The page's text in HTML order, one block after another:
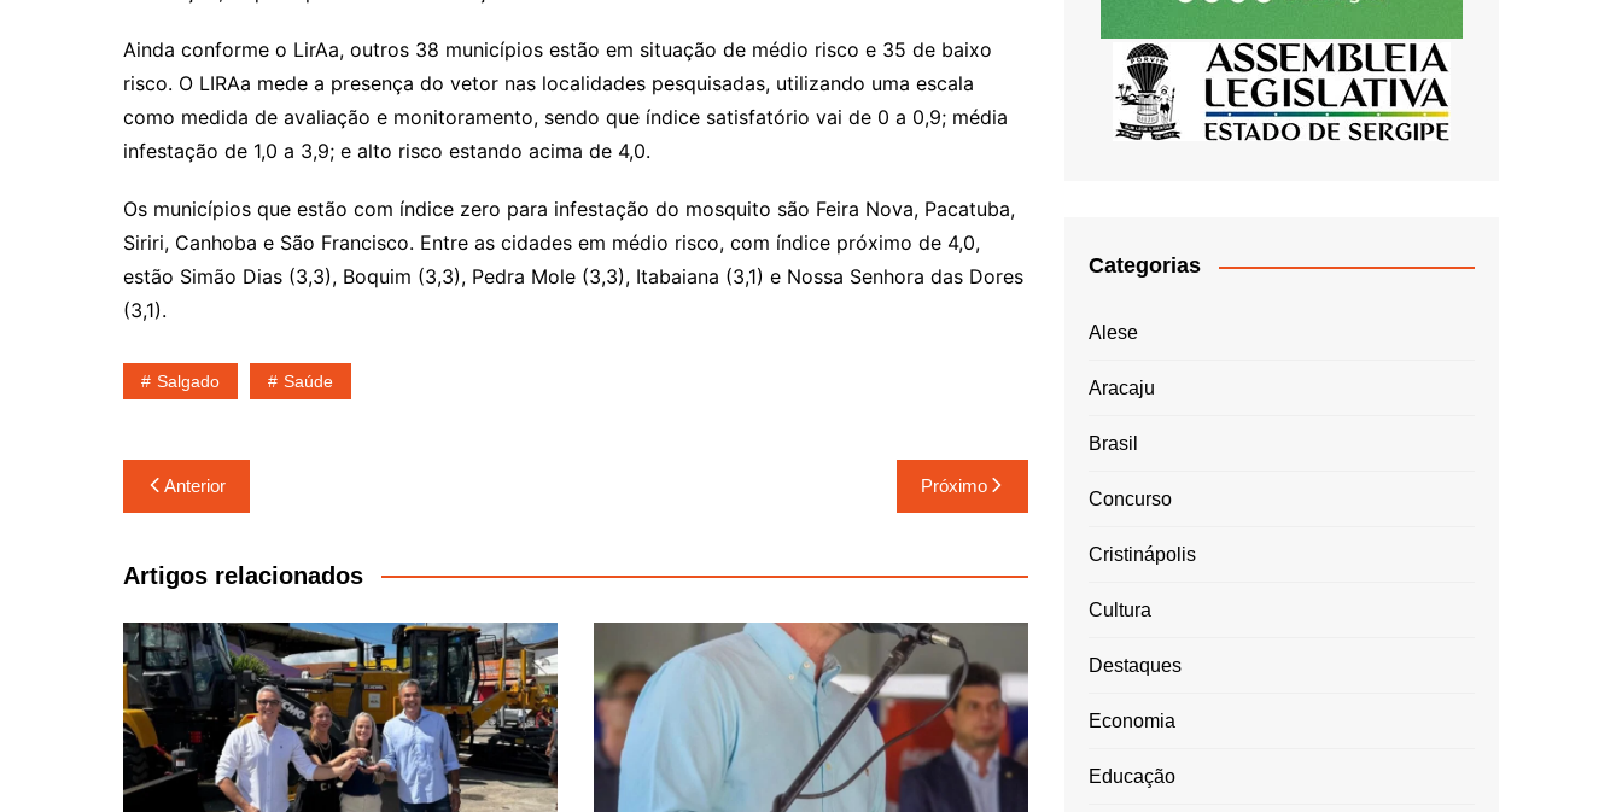
Ainda conforme o LirAa, outros 38 municípios estão em situação de médio risco e 35 de baixo
risco. O LIRAa mede a presença do vetor nas localidades pesquisadas, utilizando uma escala
como medida de avaliação e monitoramento, sendo que índice satisfatório vai de 0 a 0,9; média
infestação de 1,0 a 3,9; e alto risco estando acima de 4,0.
Os municípios que estão com índice zero para infestação do mosquito são Feira Nova, Pacatuba,
Siriri, Canhoba e São Francisco. Entre as cidades em médio risco, com índice próximo de 4,0,
estão Simão Dias (3,3), Boquim (3,3), Pedra Mole (3,3), Itabaiana (3,1) e Nossa Senhora das Dores
(3,1).
Salgado Saúde
Navegação
de
Post
Anterior Próximo
Artigos relacionados
Categorias
Alese
Aracaju
Brasil
Concurso
Cristinápolis
Cultura
Destaques
Economia
Educação